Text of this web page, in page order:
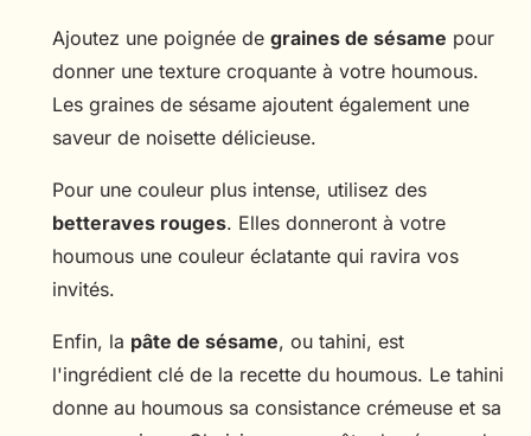
Ajoutez une poignée de graines de sésame pour
donner une texture croquante à votre houmous.
Les graines de sésame ajoutent également une
saveur de noisette délicieuse.
Pour une couleur plus intense, utilisez des
betteraves rouges. Elles donneront à votre
houmous une couleur éclatante qui ravira vos
invités.
Enfin, la pâte de sésame, ou tahini, est
l'ingrédient clé de la recette du houmous. Le tahini
donne au houmous sa consistance crémeuse et sa